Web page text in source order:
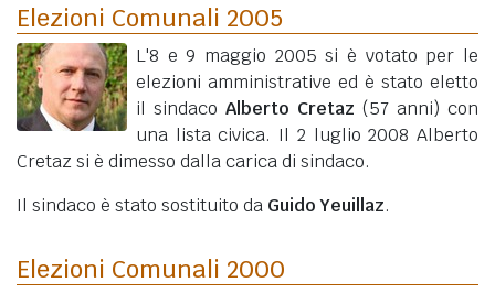
Elezioni Comunali 2005
L'8 e 9 maggio 2005 si è votato per le
elezioni amministrative ed è stato eletto
il sindacoAlberto Cretaz (57 anni) con
una lista civica. Il 2 luglio 2008 Alberto
Cretaz si è dimesso dalla carica di sindaco.
Il sindaco è stato sostituito da Guido Yeuillaz.
Elezioni Comunali 2000